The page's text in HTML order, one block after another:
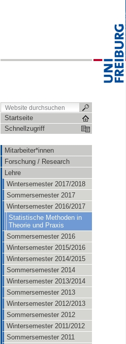
Startseite
Schnellzugriff
Mitarbeiter*innen
Forschung / Research
Lehre
Wintersemester 2017/2018
Sommersemester 2017
Wintersemester 2016/2017
Statistische Methoden in
Theorie und Praxis
Sommersemester 2016
Wintersemester 2015/2016
Wintersemester 2014/2015
Sommersemester 2014
Wintersemester 2013/2014
Sommersemester 2013
Wintersemester 2012/2013
Sommersemester 2012
Wintersemester 2011/2012
Sommersemester 2011